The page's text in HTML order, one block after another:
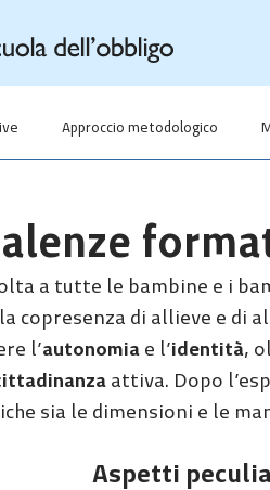
Approccio metodologico
a tutte le bambine e i
copresenza di allieve e di
l’autonomia e l’identità,
attiva. Dopo
sia le dimensioni e le
Aspetti